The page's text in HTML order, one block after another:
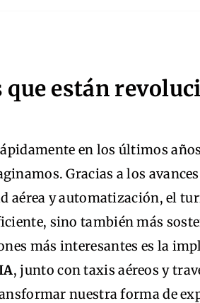
que están
en los últimos
Gracias a los
y automatización, el
sino también más
más interesantes es la
, junto con taxis aéreos y
nuestra forma de